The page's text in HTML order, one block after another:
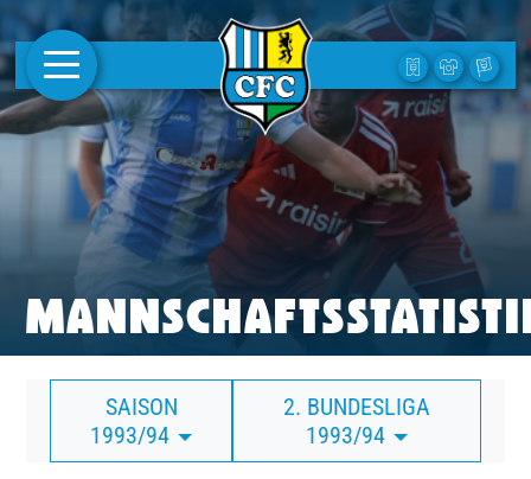
AKTUELLES
1. MANNSCHAFT
FRAUEN
CAMPUS
CLUB
CLUBMITGLIEDSCHAFT
BUSINESS
SAISON
1993/94
2. BUNDESLIGA
1993/94